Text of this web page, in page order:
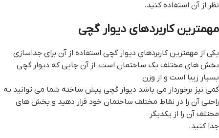
نظر از آن استفاده کنید.
مهمترین کاربردهای دیوار گچی
یکی از مهمترین کاربردهای دیوار گچی استفاده از آن برای جداسازی
بخش های مختلف یک ساختمان است، از آن جایی که دیوار گچی
بسیار زیبا است و از وزن
کمی نیز برخوردار می باشد ديوار گچي پيش ساخته شما می توانید به
راحتی آن را در نقاط مختلف ساختمان خود قرار دهید و بخش های
مختلف آن را از یکدیگر
جدا کنید.